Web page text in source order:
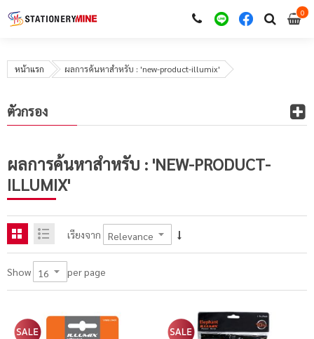
00
หน้าแรก ผลการค้นหาสำหรับ : 'new-product-illumix'
ผลการค้นหาสำหรับ : 'NEW-PRODUCT-
ILLUMIX'
เรียงจาก
Show per page
ตัวกรอง